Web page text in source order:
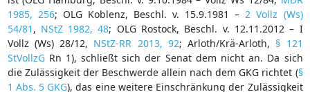
1985, 256; OLG Koblenz, Beschl. v. 15.9.1981 – 2 Vollz (Ws)
54/81 , NStZ 1982, 48; OLG Rostock, Beschl. v. 12.11.2012 – I
Vollz (Ws) 28/12, NStZ-RR 2013, 92; Arloth/Krä-Arloth, § 121
StVollzGRn 1), schließt sich der Senat dem nicht an. Da sich
die Zulässigkeit der Beschwerde allein nach dem GKG richtet (§
1 Abs. 5 GKG), das eine weitere Einschränkung der Zulässigkeit